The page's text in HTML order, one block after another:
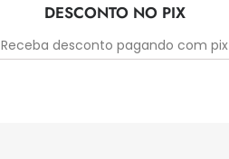
DESCONTO NO PIX
Receba desconto pagando com pix